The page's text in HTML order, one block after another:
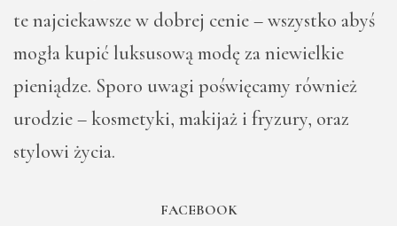
te najciekawsze w dobrej cenie – wszystko abyś
mogła kupić luksusową modę za niewielkie
pieniądze. Sporo uwagi poświęcamy również
urodzie – kosmetyki, makijaż i fryzury, oraz
stylowi życia.
FACEBOOK